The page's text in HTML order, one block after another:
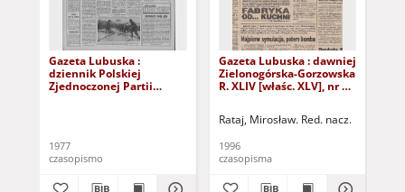
Gazeta Lubuska :
dziennik Polskiej
Zjednoczonej Partii
1977
czasopismo
Gazeta Lubuska : dawniej
Zielonogórska-Gorzowska
R. XLIV [właśc. XLV], nr 52
Rataj, Mirosław. Red. nacz.
1996
czasopisma